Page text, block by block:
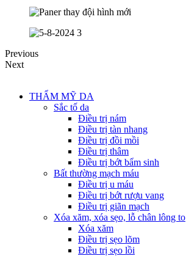
Previous
Next
THẨM MỸ DA
Sắc tố da
Điều trị nám
Điều trị tàn nhang
Điều trị đồi mồi
Điều trị thâm
Điều trị bớt bẩm sinh
Bất thường mạch máu
Điều trị u máu
Điều trị bớt rượu vang
Điều trị giãn mạch
Xóa xăm, xóa sẹo, lỗ chân lông to
Xóa xăm
Điều trị sẹo lõm
Điều trị sẹo lồi